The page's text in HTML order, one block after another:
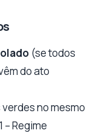
(se todos
do ato
no mesmo
– Regime